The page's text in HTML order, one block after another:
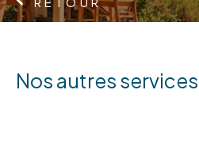
nos autres services